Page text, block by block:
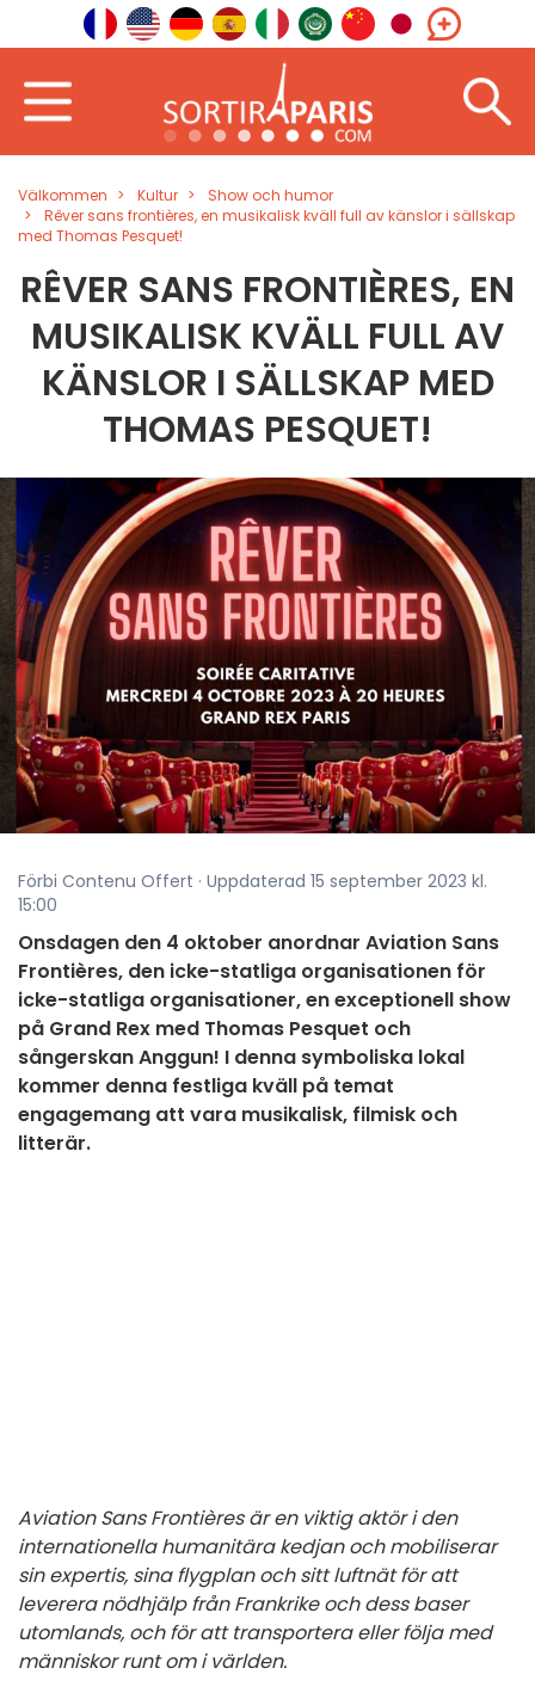
Välkommen Kultur
Show och humor
Rêver sans frontières, en musikalisk kväll full av känslor i sällskap
med Thomas Pesquet!
RÊVER SANS FRONTIÈRES, EN
MUSIKALISK KVÄLL FULL AV
KÄNSLOR I SÄLLSKAP MED
THOMAS PESQUET!
Förbi Contenu Offert · Uppdaterad 15 september 2023 kl.
15:00
Onsdagen den 4 oktober anordnar Aviation Sans
Frontières, den icke-statliga organisationen för
icke-statliga organisationer, en exceptionell show
på Grand Rex med Thomas Pesquet och
sångerskan Anggun! I denna symboliska lokal
kommer denna festliga kväll på temat
engagemang att vara musikalisk, filmisk och
litterär.
Aviation Sans Frontières är en viktig aktör i den
internationella humanitära kedjan och mobiliserar
sin expertis, sina flygplan och sitt luftnät för att
leverera nödhjälp från Frankrike och dess baser
utomlands, och för att transportera eller följa med
människor runt om i världen.